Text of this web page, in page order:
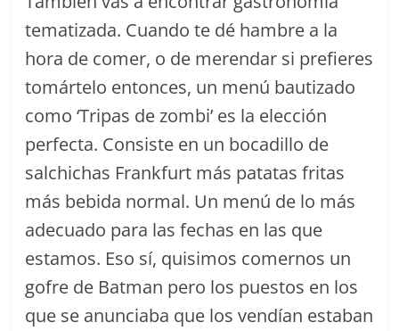
tematizada. Cuando te dé hambre a la
hora de comer, o de merendar si prefieres
tomártelo entonces, un menú bautizado
como ‘Tripas de zombi’ es la elección
perfecta. Consiste en un bocadillo de
salchichas Frankfurt más patatas fritas
más bebida normal. Un menú de lo más
adecuado para las fechas en las que
estamos. Eso sí, quisimos comernos un
gofre de Batman pero los puestos en los
que se anunciaba que los vendían estaban